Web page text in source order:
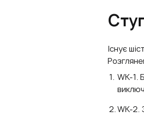
Існує
WK-1.
WK-2.